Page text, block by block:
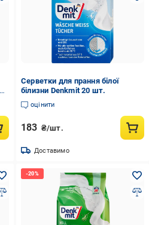
Серветки для прання білої
білизни Denkmit 20 шт.
оцінити
183 ₴/шт.
Доставимо